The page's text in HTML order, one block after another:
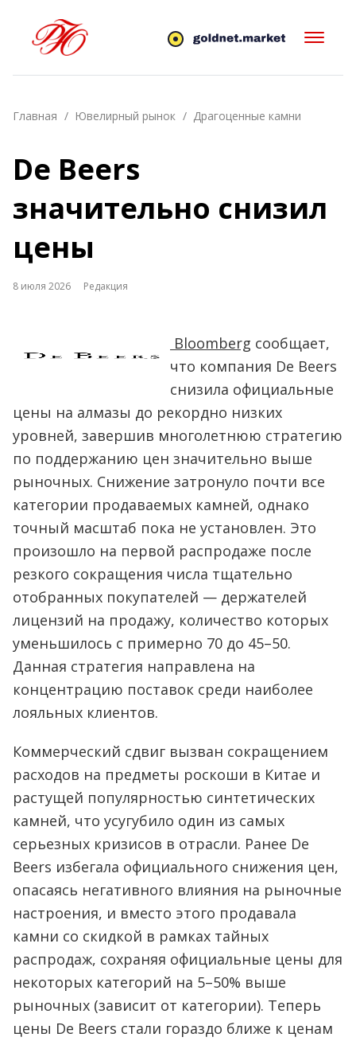
Главная Ювелирный рынок Драгоценные камни
De Beers
значительно снизил
цены
8 июля 2026 Редакция
Bloomberg сообщает,
что компания De Beers
снизила официальные
цены на алмазы до рекордно низких
уровней, завершив многолетнюю стратегию
по поддержанию цен значительно выше
рыночных. Снижение затронуло почти все
категории продаваемых камней, однако
точный масштаб пока не установлен. Это
произошло на первой распродаже после
резкого сокращения числа тщательно
отобранных покупателей — держателей
лицензий на продажу, количество которых
уменьшилось с примерно 70 до 45–50.
Данная стратегия направлена на
концентрацию поставок среди наиболее
лояльных клиентов.
Коммерческий сдвиг вызван сокращением
расходов на предметы роскоши в Китае и
растущей популярностью синтетических
камней, что усугубило один из самых
серьезных кризисов в отрасли. Ранее De
Beers избегала официального снижения цен,
опасаясь негативного влияния на рыночные
настроения, и вместо этого продавала
камни со скидкой в рамках тайных
распродаж, сохраняя официальные цены для
некоторых категорий на 5–50% выше
рыночных (зависит от категории). Теперь
цены De Beers стали гораздо ближе к ценам